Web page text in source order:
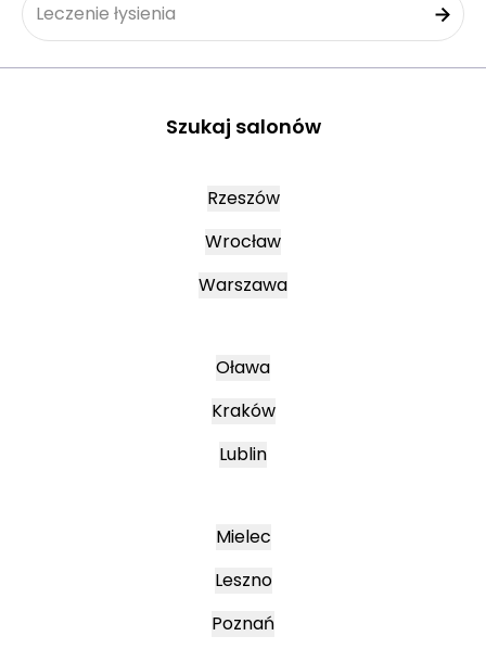
Leczenie łysienia
Szukaj salonów
Rzeszów
Wrocław
Warszawa
Oława
Kraków
Lublin
Mielec
Leszno
Poznań